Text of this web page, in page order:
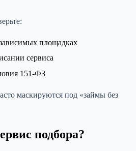
площадках
сервиса
151-ФЗ
маскируются под «займы без
подбора?